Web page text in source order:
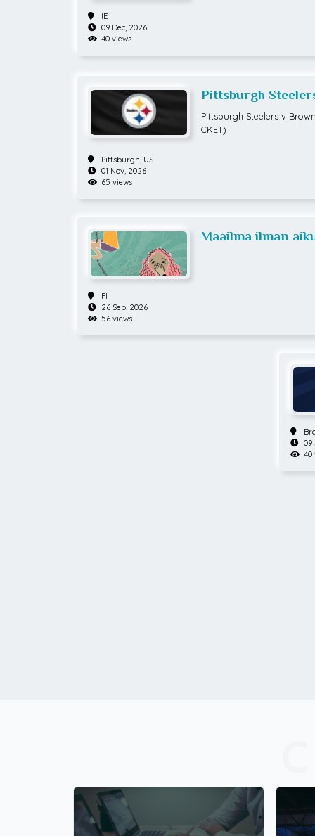
IE
09 Dec, 2026
40 views
Pittsburgh
Pass (NOT A
Pittsburgh Steelers v
CKET)
Pittsburgh, US
01 Nov, 2026
65 views
Maailma ilman
FI
26 Sep, 2026
56 views
09
40